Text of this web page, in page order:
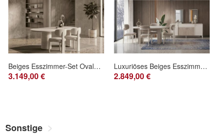
Beiges Esszimmer-Set Ovaler Esstisch Esszimmerstühle Polsterstühle moderner
3.149,00 €
Luxuriöses Beiges Esszimmer Set Designer Esstisch 4x Stühle Spiegel
2.849,00 €
Sonstige